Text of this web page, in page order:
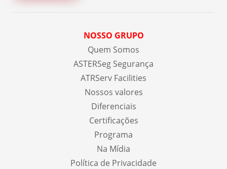
NOSSO GRUPO
Quem Somos
ASTERSeg Segurança
ATRServ Facilities
Nossos valores
Diferenciais
Certificações
Programa
Na Mídia
Política de Privacidade